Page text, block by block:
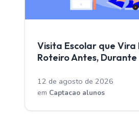
Visita Escolar que
Roteiro Antes, Durante
12 de agosto de 2026
em Captacao alunos